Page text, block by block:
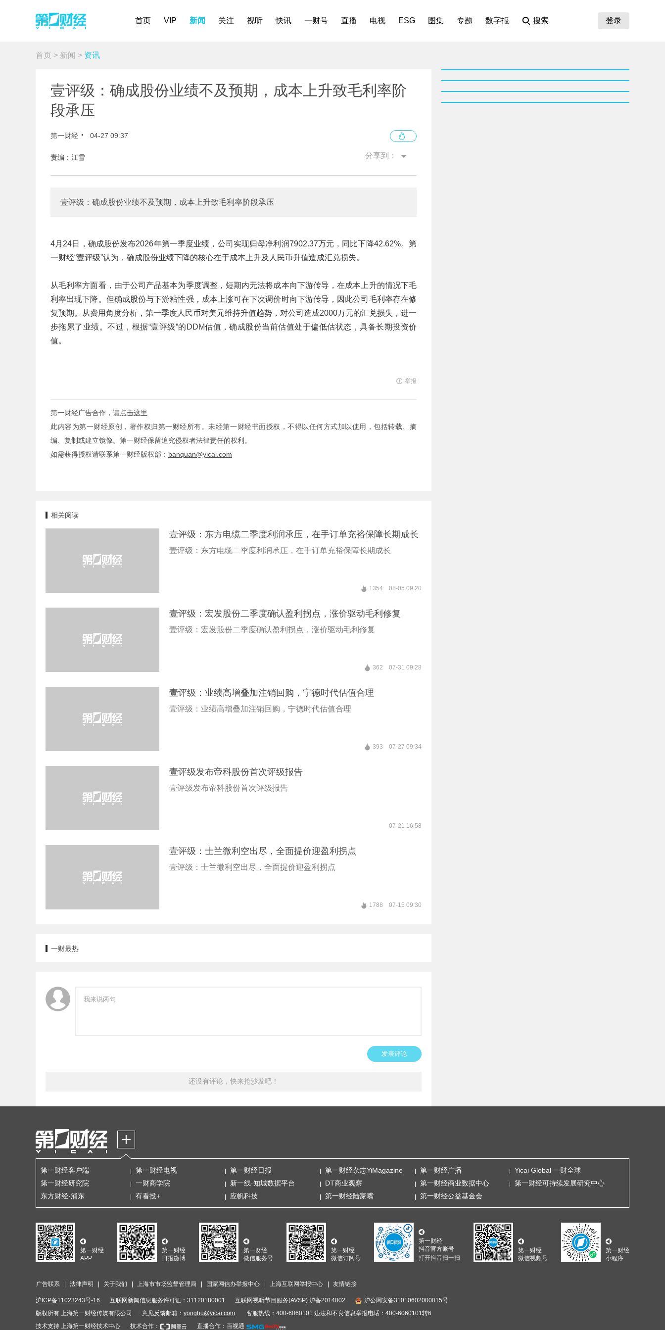
首页 VIP 新闻 关注 视听 快讯 一财号 直播 电视 ESG 图集 专题 数字报 搜索 登录
首页 > 新闻 > 资讯
壹评级：确成股份业绩不及预期，成本上升致毛利率阶
段承压
第一财经 04-27 09:37
责编：江雪 分享到：
壹评级：确成股份业绩不及预期，成本上升致毛利率阶段承压
4月24日，确成股份发布2026年第一季度业绩，公司实现归母净利润7902.37万元，同比下降42.62%。第
一财经“壹评级”认为，确成股份业绩下降的核心在于成本上升及人民币升值造成汇兑损失。
从毛利率方面看，由于公司产品基本为季度调整，短期内无法将成本向下游传导，在成本上升的情况下毛
利率出现下降。但确成股份与下游粘性强，成本上涨可在下次调价时向下游传导，因此公司毛利率存在修
复预期。从费用角度分析，第一季度人民币对美元维持升值趋势，对公司造成2000万元的汇兑损失，进一
步拖累了业绩。不过，根据“壹评级”的DDM估值，确成股份当前估值处于偏低估状态，具备长期投资价
值。
举报
第一财经广告合作， 请点击这里
此内容为第一财经原创，著作权归第一财经所有。未经第一财经书面授权，不得以任何方式加以使用，包括转载、摘
编、复制或建立镜像。第一财经保留追究侵权者法律责任的权利。
如需获得授权请联系第一财经版权部： banquan@yicai.com
相关阅读
壹评级：东方电缆二季度利润承压，在手订单充裕保障长期成长
壹评级：东方电缆二季度利润承压，在手订单充裕保障长期成长
1354 08-05 09:20
壹评级：宏发股份二季度确认盈利拐点，涨价驱动毛利修复
壹评级：宏发股份二季度确认盈利拐点，涨价驱动毛利修复
362 07-31 09:28
壹评级：业绩高增叠加注销回购，宁德时代估值合理
壹评级：业绩高增叠加注销回购，宁德时代估值合理
393 07-27 09:34
壹评级发布帝科股份首次评级报告
壹评级发布帝科股份首次评级报告
07-21 16:58
壹评级：士兰微利空出尽，全面提价迎盈利拐点
壹评级：士兰微利空出尽，全面提价迎盈利拐点
1788 07-15 09:30
一财最热
发表评论
还没有评论，快来抢沙发吧！
第一财经客户端 第一财经电视 第一财经日报 第一财经杂志YiMagazine 第一财经广播
Yicai Global 一财全球
第一财经研究院
一财商学院 新一线·知城数据平台 DT商业观察 第一财经商业数据中心
第一财经可持续发展研究中心
东方财经·浦东
有看投+ 应帆科技 第一财经陆家嘴 第一财经公益基金会
第一财经
APP
第一财经
日报微博
第一财经
微信服务号
第一财经
微信订阅号
第一财经
抖音官方账号
打开抖音扫一扫
第一财经
微信视频号
第一财经
小程序
广告联系 法律声明 关于我们 上海市市场监督管理局 国家网信办举报中心 上海互联网举报中心 友情链接
沪ICP备11023243号-16 互联网新闻信息服务许可证：31120180001 互联网视听节目服务(AVSP):沪备2014002
沪公网安备31010602000015号
版权所有 上海第一财经传媒有限公司
意见反馈邮箱： yonghu@yicai.com
客服热线：400-6060101 违法和不良信息举报电话：400-6060101转6
技术支持 上海第一财经技术中心
技术合作： 直播合作：百视通